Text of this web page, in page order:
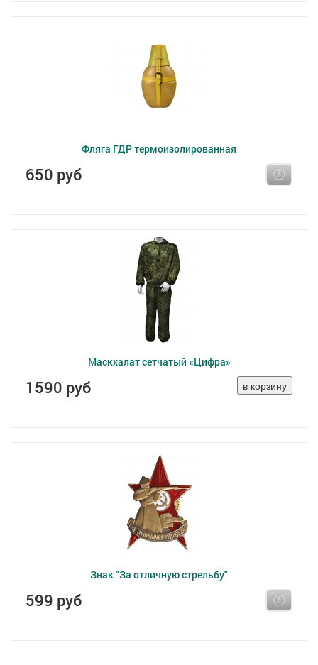
Фляга ГДР термоизолированная
650 руб
Маскхалат сетчатый «Цифра»
1590 руб
Знак "За отличную стрельбу"
599 руб